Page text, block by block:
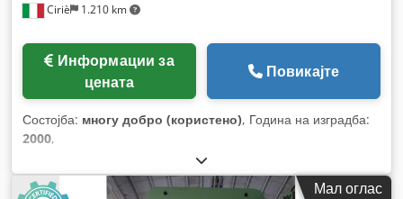
Ciriè 1.210 km
цената
Повикајте
Состојба: многу добро (користено), Година на изградба:
2000,
Мал оглас